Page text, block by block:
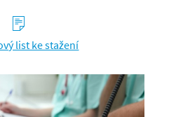
s
list ke stažení